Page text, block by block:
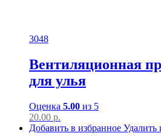
3048
Вентиляционная
для улья
Оценка 5.00 из 5
20.00 р.
Добавить в избранное Удалить